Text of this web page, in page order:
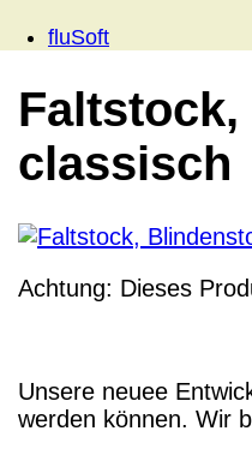
fluSoft
classisch
Achtung: Dieses
Unsere neuee
werden können. Wir